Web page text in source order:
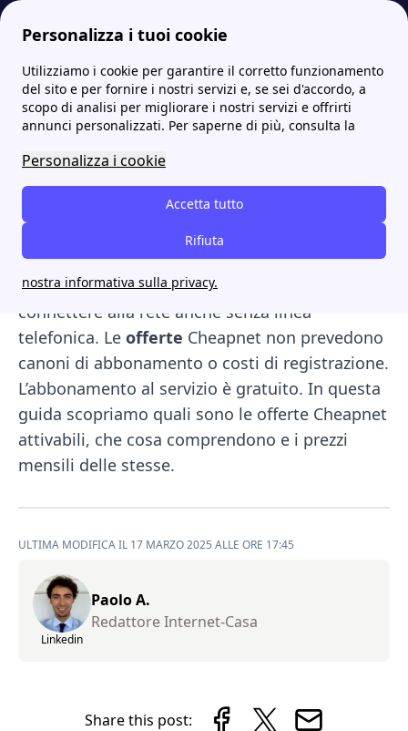
Personalizza i tuoi cookie
Utilizziamo i cookie per garantire il corretto funzionamento
del sito e per fornire i nostri servizi e, se sei d'accordo, a
scopo di analisi per migliorare i nostri servizi e offrirti
annunci personalizzati. Per saperne di più, consulta la
Personalizza i cookie
Accetta tutto
Rifiuta
nostra informativa sulla privacy.
Internet Casa Cos'è Cheapnet e quali sono le offerte internet casa Cheapnet offerte internet per mobile e casa con fibra e adsl
Cheapnet offerte internet
per mobile e casa con fibra
e adsl
L'operatore di rete
mobile,FibraeADSL, è definito unprovider
free, ossia, che consente al cliente di potersi
connettere alla rete anche senza linea
telefonica. Le offerte Cheapnet non prevedono
canoni di abbonamento o costi di registrazione.
L’abbonamento al servizio è gratuito. In questa
guida scopriamo quali sono le offerte Cheapnet
attivabili, che cosa comprendono e i prezzi
mensili delle stesse.
ULTIMA MODIFICA IL 17 MARZO 2025 ALLE ORE 17:45
Linkedin
Paolo A.
Redattore Internet-Casa
Share this post: